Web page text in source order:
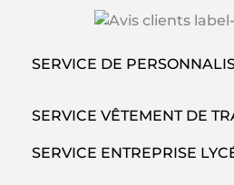
SERVICE DE
SERVICE VÊTEMENT DE
SERVICE ENTREPRISE